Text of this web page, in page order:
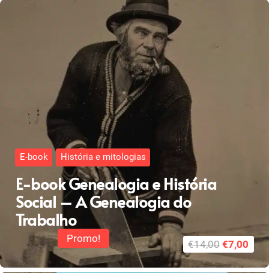
E-book História e mitologias
E-book Genealogia e História
Social – A Genealogia do
Trabalho
Promo! €14,00 O
preço
€7,00 O